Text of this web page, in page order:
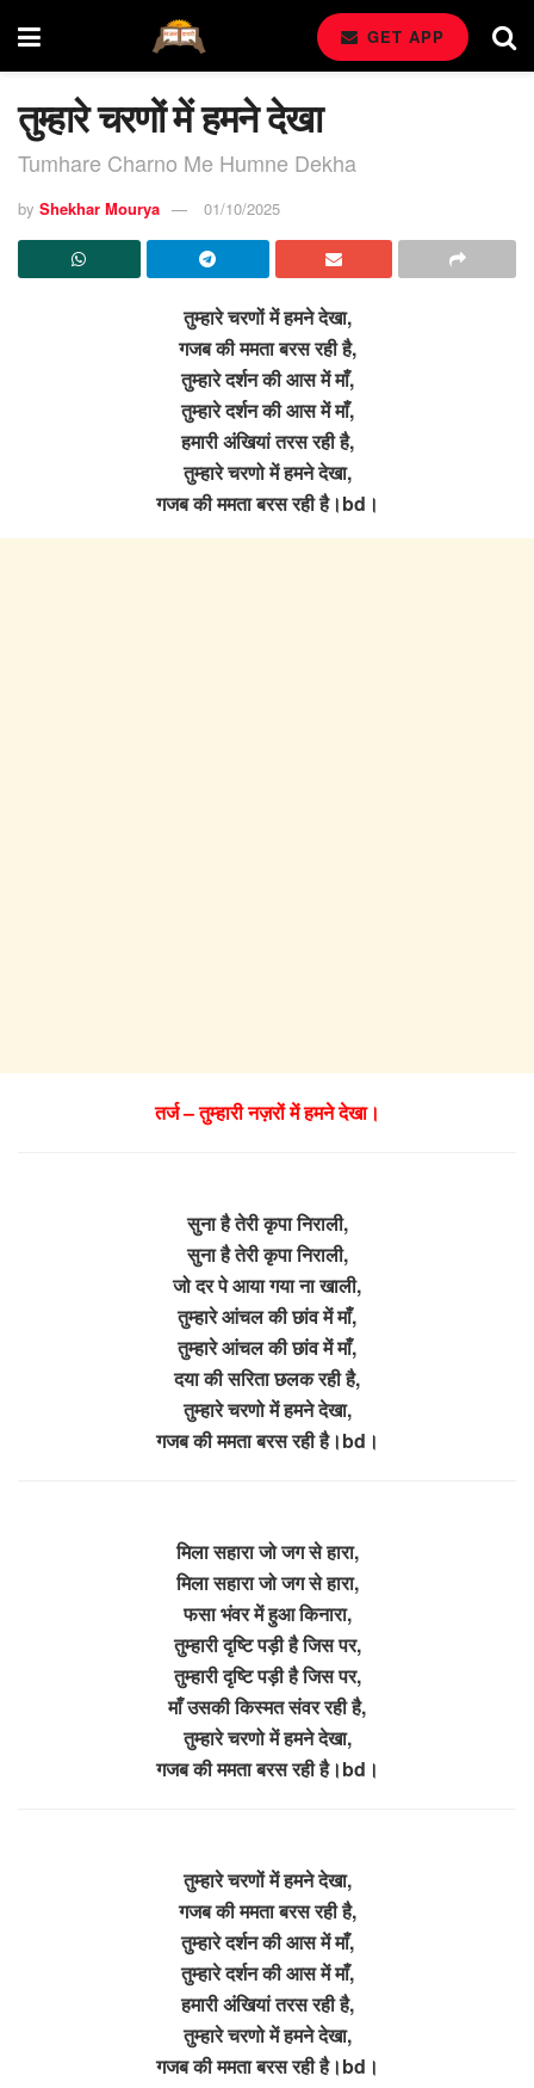
GET APP
तुम्हारे चरणों में हमने देखा
Tumhare Charno Me Humne Dekha
by Shekhar Mourya 01/10/2025
तुम्हारे चरणों में हमने देखा,
गजब की ममता बरस रही है,
तुम्हारे दर्शन की आस में माँ,
तुम्हारे दर्शन की आस में माँ,
हमारी अंखियां तरस रही है,
तुम्हारे चरणो में हमने देखा,
गजब की ममता बरस रही है।bd।
तर्ज – तुम्हारी नज़रों में हमने देखा।
सुना है तेरी कृपा निराली,
सुना है तेरी कृपा निराली,
जो दर पे आया गया ना खाली,
तुम्हारे आंचल की छांव में माँ,
तुम्हारे आंचल की छांव में माँ,
दया की सरिता छलक रही है,
तुम्हारे चरणो में हमने देखा,
गजब की ममता बरस रही है।bd।
मिला सहारा जो जग से हारा,
मिला सहारा जो जग से हारा,
फसा भंवर में हुआ किनारा,
तुम्हारी दृष्टि पड़ी है जिस पर,
तुम्हारी दृष्टि पड़ी है जिस पर,
माँ उसकी किस्मत संवर रही है,
तुम्हारे चरणो में हमने देखा,
गजब की ममता बरस रही है।bd।
तुम्हारे चरणों में हमने देखा,
गजब की ममता बरस रही है,
तुम्हारे दर्शन की आस में माँ,
तुम्हारे दर्शन की आस में माँ,
हमारी अंखियां तरस रही है,
तुम्हारे चरणो में हमने देखा,
गजब की ममता बरस रही है।bd।